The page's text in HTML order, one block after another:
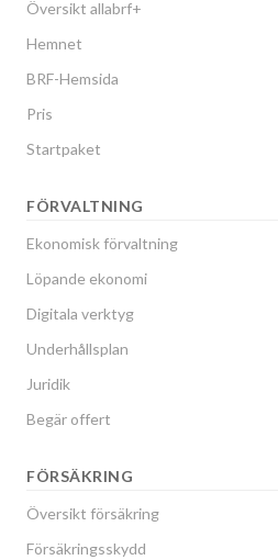
Översikt allabrf+
Hemnet
BRF-Hemsida
Pris
Startpaket
FÖRVALTNING
Ekonomisk förvaltning
Löpande ekonomi
Digitala verktyg
Underhållsplan
Juridik
Begär offert
FÖRSÄKRING
Översikt försäkring
Försäkringsskydd